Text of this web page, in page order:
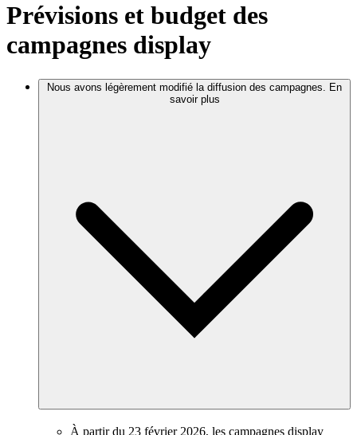
Prévisions et budget des
campagnes display
Nous avons légèrement modifié la diffusion des campagnes. En
savoir plus
À partir du 23 février 2026, les campagnes display